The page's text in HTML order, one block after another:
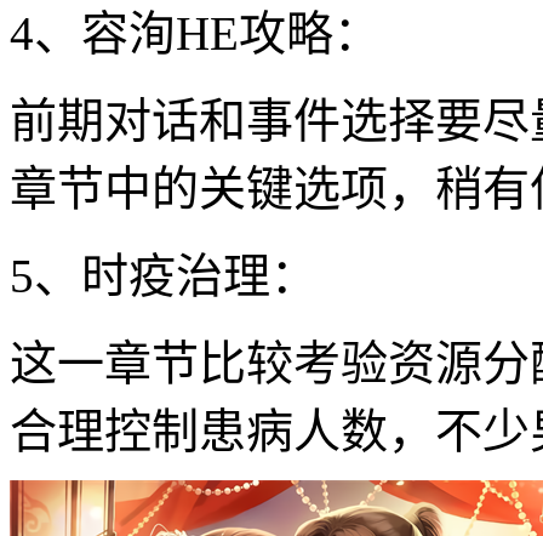
4、容洵HE攻略：
前期对话和事件选择要
章节中的关键选项，稍
5、时疫治理：
这一章节比较考验资源
合理控制患病人数，不